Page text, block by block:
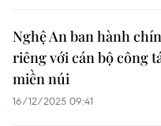
Nghệ An ban hành
riêng với cán bộ công
miền núi
16/12/2025 09:41